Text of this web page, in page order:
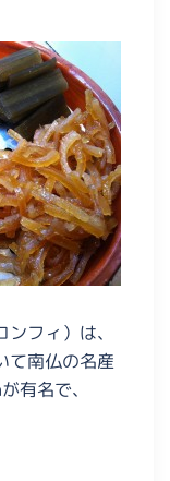
フィ）は、
て南仏の名産
有名で、